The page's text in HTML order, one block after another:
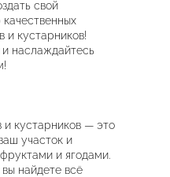
свой
и кустарников!
наслаждайтесь
кустарников — это
участок и
и ягодами.
найдете всё